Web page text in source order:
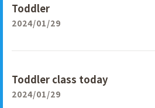
Toddler
2024/01/29
Toddler class today
2024/01/29